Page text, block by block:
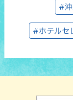
#沖
#ホテルセ